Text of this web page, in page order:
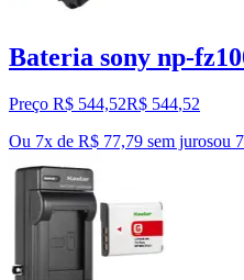
Bateria sony np-
Preço R$ 544,52R$ 544,52
Ou 7x de R$ 77,79 sem jurosou 7